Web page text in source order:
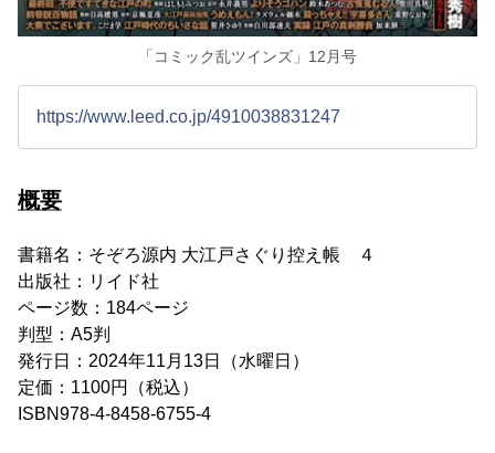
「コミック乱ツインズ」12月号
https://www.leed.co.jp/4910038831247
概要
書籍名：そぞろ源内 大江戸さぐり控え帳 ４
出版社：リイド社
ページ数：184ページ
判型：A5判
発行日：2024年11月13日（水曜日）
定価：1100円（税込）
ISBN978-4-8458-6755-4